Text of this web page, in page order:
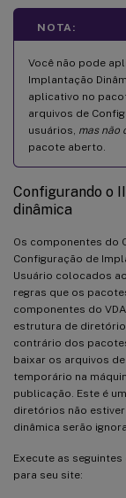
NOTA:
Você não pode
Implantação
aplicativo no
arquivos de
usuários, mas não
pacote aberto.
Configurando o
dinâmica
Os componentes do
Configuração de
Usuário colocados
regras que os
componentes do
estrutura de
contrário dos
baixar os arquivos
temporário na
publicação. Este é
diretórios não
dinâmica serão
Execute as
para seu site: